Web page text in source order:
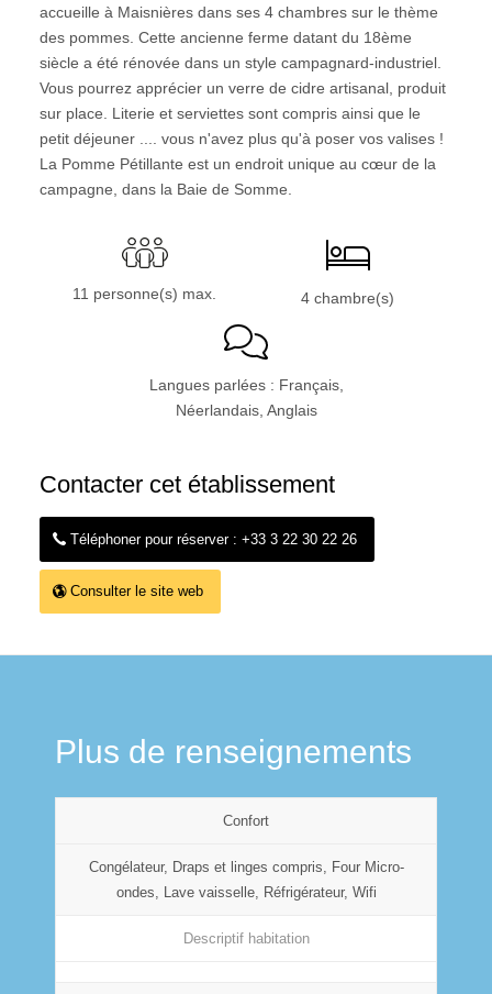
accueille à Maisnières dans ses 4 chambres sur le thème
des pommes. Cette ancienne ferme datant du 18ème
siècle a été rénovée dans un style campagnard-industriel.
Vous pourrez apprécier un verre de cidre artisanal, produit
sur place. Literie et serviettes sont compris ainsi que le
petit déjeuner .... vous n'avez plus qu'à poser vos valises !
La Pomme Pétillante est un endroit unique au cœur de la
campagne, dans la Baie de Somme.
11 personne(s) max. 4 chambre(s)
Langues parlées : Français,
Néerlandais, Anglais
Contacter cet établissement
Téléphoner pour réserver : +33 3 22 30 22 26
Consulter le site web
Plus de renseignements
Confort
Congélateur, Draps et linges compris, Four Micro-
ondes, Lave vaisselle, Réfrigérateur, Wifi
Descriptif habitation